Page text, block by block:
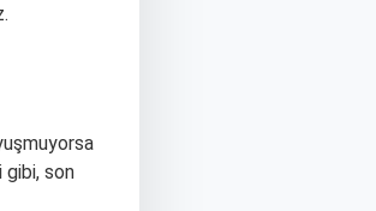
gibi, son